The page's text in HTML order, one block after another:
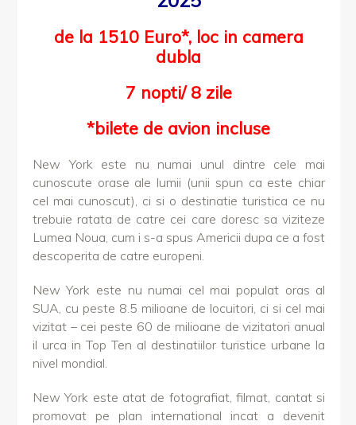
de la 1510 Euro*, loc in camera
dubla
7 nopti/ 8 zile
*bilete de avion incluse
New York este nu numai unul dintre cele mai
cunoscute orase ale lumii (unii spun ca este chiar
cel mai cunoscut), ci si o destinatie turistica ce nu
trebuie ratata de catre cei care doresc sa viziteze
Lumea Noua, cum i s-a spus Americii dupa ce a fost
descoperita de catre europeni.
New York este nu numai cel mai populat oras al
SUA, cu peste 8.5 milioane de locuitori, ci si cel mai
vizitat – cei peste 60 de milioane de vizitatori anual
il urca in Top Ten al destinatiilor turistice urbane la
nivel mondial.
New York este atat de fotografiat, filmat, cantat si
promovat pe plan international incat a devenit